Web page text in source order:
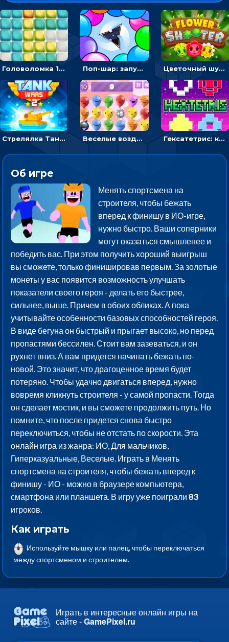
Головоломка 10х10 Поп-шар: запускать колючку, чтобы лопать воздушные шарики Цветочный шутер: стрелять пчелками по цветам
Стрелялка Танковые войны: бить по танку врага, чтобы уничтожить зло Веселые воздушные шары: соедини одноцветные в линию Гексатетрис: кидать блок, чтобы складывать три в ряд - головоломка
Об игре
Менять спортсмена на
строителя, чтобы бежать
вперед к финишу в ИО-игре,
нужно быстро. Ваши соперники
могут оказаться смышленее и
победить вас. При этом получить хороший выигрыш
вы сможете, только финишировав первым. За золотые
монеты у вас появится возможность улучшать
показатели своего героя - делать его быстрее,
сильнее, выше. Причем в обоих обликах. А пока
учитывайте особенности базовых способностей героя.
В виде бегуна он быстрый и прыгает высоко, но перед
пропастями бессилен. Стоит вам зазеваться, и он
рухнет вниз. А вам придется начинать бежать по-
новой. Это значит, что драгоценное время будет
потеряно. Чтобы удачно двигаться вперед, нужно
вовремя кликнуть строителя - у самой пропасти. Тогда
он сделает мостик, и вы сможете продолжить путь. Но
помните, что после придется снова быстро
переключиться, чтобы не отстать по скорости. Эта
онлайн игра из жанра: ИО, Для мальчиков,
Гиперказуальные, Веселые. Играть в Менять
спортсмена на строителя, чтобы бежать вперед к
финишу - ИО - можно в браузере компьютера,
смартфона или планшета. В игру уже поиграли83
игроков.
Как играть
Используйте мышку или палец, чтобы переключаться
между спортсменом и строителем.
Играть в интересные онлайн игры на
сайте -GamePixel.ru